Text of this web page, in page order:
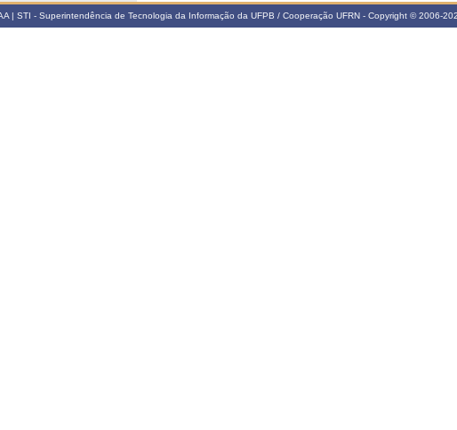
| STI - Superintendência de Tecnologia da Informação da UFPB / Cooperação UFRN - Copyright © 2006-